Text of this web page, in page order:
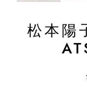
松本陽